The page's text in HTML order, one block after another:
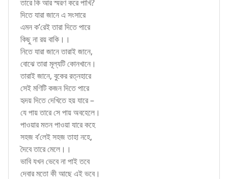
তারে কি আর স্মরণ করে পাখি?
দিতে যারা জানে এ সংসারে
এমন ক’রেই তারা দিতে পারে
কিছু না রয় বাকি।।
নিতে যারা জানে তারাই জানে,
বোঝে তারা মূল্যটি কোনখানে।
তারাই জানে, বুকের রত্নহারে
সেই মণিটি কজন দিতে পারে
হৃদয় দিতে দেখিতে হয় যারে –
যে পায় তারে সে পায় অবহেলে।
পাওয়ার মতন পাওয়া যারে কহে
সহজ ব’লেই সহজ তাহা নহে,
দৈবে তারে মেলে।।
ভাবি যখন ভেবে না পাই তবে
দেবার মতো কী আছে এই ভবে।